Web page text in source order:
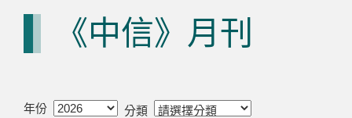
《中信》月刊
年份 分類